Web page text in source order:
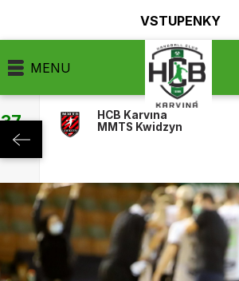
VSTUPENKY
MENU
HCB Karviná
MMTS Kwidzyn